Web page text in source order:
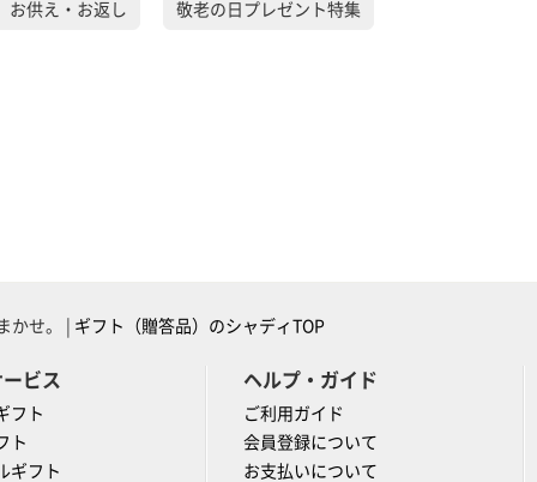
お供え・お返し 敬老の日プレゼント特集
かせ。 | ギフト（贈答品）のシャディTOP
ビス
フト
ト
ギフト
ヘルプ・ガイド
ご利用ガイド
会員登録について
お支払いについて